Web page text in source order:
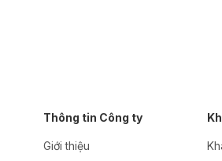
Thông tin Công ty
Giới thiệu